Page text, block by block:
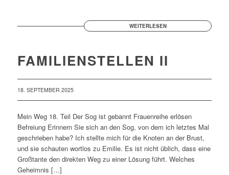
WEITERLESEN
FAMILIENSTELLEN II
18. SEPTEMBER 2025
Mein Weg 18. Teil Der Sog ist gebannt Frauenreihe erlösen
Befreiung Erinnern Sie sich an den Sog, von dem ich letztes Mal
geschrieben habe? Ich stellte mich für die Knoten an der Brust,
und sie schauten wortlos zu Emilie. Es ist nicht üblich, dass eine
Großtante den direkten Weg zu einer Lösung führt. Welches
Geheimnis […]